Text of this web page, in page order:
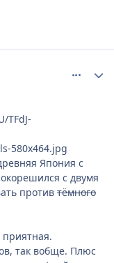
TFdJ-
580x464.jpg
Япония с
с двумя
против тёмного
приятная.
так вобще. Плюс